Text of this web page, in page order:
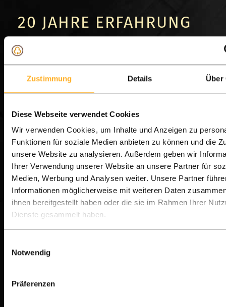
Zustimmung Details Über
Diese Webseite verwendet Cookies
Wir verwenden Cookies, um Inhalte und Anzeigen zu
Funktionen für soziale Medien anbieten zu können und die
unsere Website zu analysieren. Außerdem geben wir
Ihrer Verwendung unserer Website an unsere Partner für
Medien, Werbung und Analysen weiter. Unsere Partner
Informationen möglicherweise mit weiteren Daten
ihnen bereitgestellt haben oder die sie im Rahmen Ihrer
Dienste gesammelt haben.
Notwendig
Präferenzen
20 JAHRE ERFAHRUNG
Ipé-Hartholz | Eigenschaften,
Ipé-Hartholz gehört zur absoluten
Spitzenklasse unter den tropischen
Harthölzern. Es ist bekannt für seine
außergewöhnliche Langlebigkeit,
extreme Dichte und luxuriöse
Ausstrahlung bei Außenprojekten wie
Sichtschutzzäunen.
Diese Seite bietet Ihnen einen umfassenden